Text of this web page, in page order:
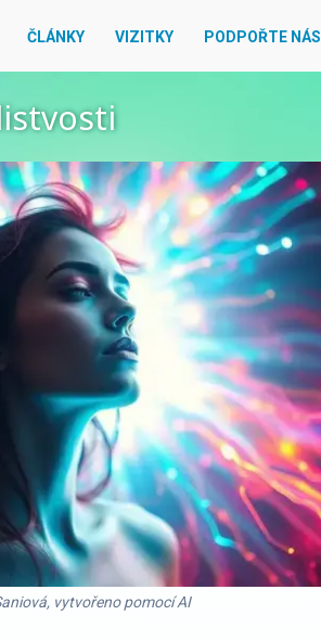
ČLÁNKY VIZITKY PODPOŘTE NÁS
vytvořeno pomocí AI